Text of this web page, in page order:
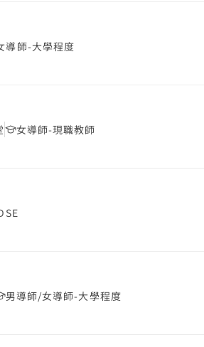
導師-大學程度
女導師-現職教師
男導師/女導師-大學程度